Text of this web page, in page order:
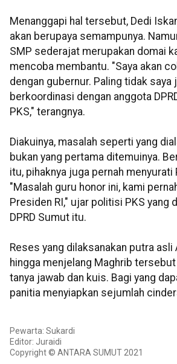
Menanggapi hal tersebut, Dedi
akan berupaya semampunya.
SMP sederajat merupakan domai
mencoba membantu. "Saya akan
dengan gubernur. Paling tidak saya
berkoordinasi dengan anggota
PKS," terangnya.
Diakuinya, masalah seperti yang
bukan yang pertama ditemuinya.
itu, pihaknya juga pernah menyurati
"Masalah guru honor ini, kami
Presiden RI," ujar politisi PKS yang
DPRD Sumut itu.
Reses yang dilaksanakan putra asli
hingga menjelang Maghrib
tanya jawab dan kuis. Bagi yang
panitia menyiapkan sejumlah
Pewarta: Sukardi
Editor: Juraidi
Copyright © ANTARA SUMUT 2021